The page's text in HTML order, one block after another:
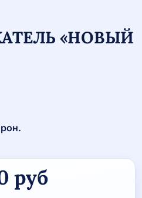
«НОВЫЙ
руб